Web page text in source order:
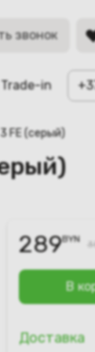
звонок
Trade-in
FE (серый)
289BYN
В
Доставка